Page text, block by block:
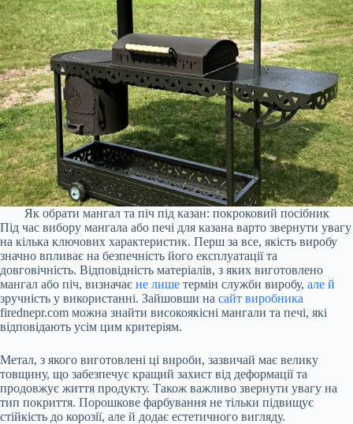
Як обрати мангал та піч під казан: покроковий посібник
Під час вибору мангала або печі для казана варто звернути увагу
на кілька ключових характеристик. Перш за все, якість виробу
значно впливає на безпечність його експлуатації та
довговічність. Відповідність матеріалів, з яких виготовлено
мангал або піч, визначає не лише термін служби виробу, але й
зручність у використанні. Зайшовши на сайт виробника
firednepr.com можна знайти високоякісні мангали та печі, які
відповідають усім цим критеріям.
Метал, з якого виготовлені ці вироби, зазвичай має велику
товщину, що забезпечує кращий захист від деформації та
продовжує життя продукту. Також важливо звернути увагу на
тип покриття. Порошкове фарбування не тільки підвищує
стійкість до корозії, але й додає естетичного вигляду.